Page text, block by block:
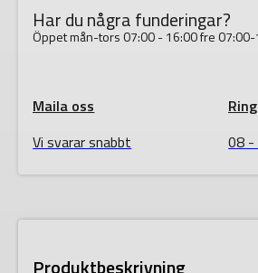
Fristads
mängd
Har du några funderingar?
Öppet mån-tors 07:00 - 16:00 fre
Maila oss
Vi svarar snabbt
08 -